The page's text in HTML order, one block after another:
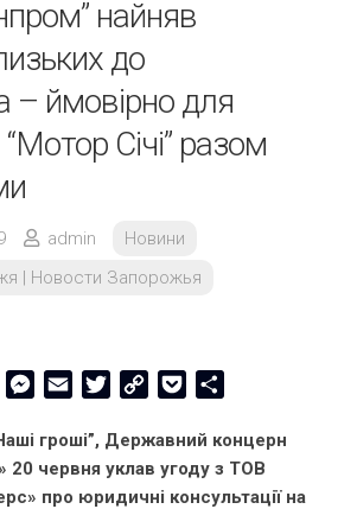
найняв
до
– ймовірно для
Січі” разом
admin
Новини
| Новости Запорожья
WhatsAppMessenger
Email TwitterCopy
Pocket
гроші”, Державний концерн
20 червня уклав угоду з ТОВ
про юридичні консультації на